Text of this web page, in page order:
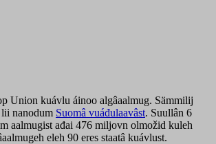
Union kuávlu áinoo algâaalmug. Sämmilij
lii nanodum Suomâ vuáđulaavâst. Suullân 6
aalmugist ađai 476 miljovn olmožid kuleh
eleh 90 eres staatâ kuávlust.